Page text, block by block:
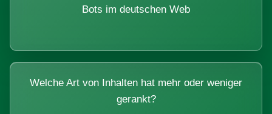
Bots im deutschen Web
Welche Art von Inhalten hat mehr oder weniger
gerankt?